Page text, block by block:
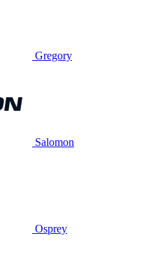
Gregory
Salomon
Osprey